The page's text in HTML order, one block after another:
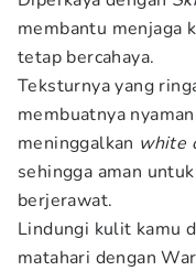
membantu menjaga
tetap bercahaya.
Teksturnya yang
membuatnya
meninggalkan white
sehingga aman
berjerawat.
Lindungi kulit kamu
matahari dengan